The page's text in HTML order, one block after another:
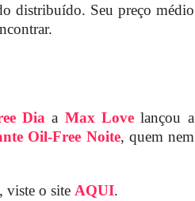
distribuído. Seu preço médio
Dia a Max Love lançou a
Oil-Free Noite, quem nem
, viste o site AQUI.